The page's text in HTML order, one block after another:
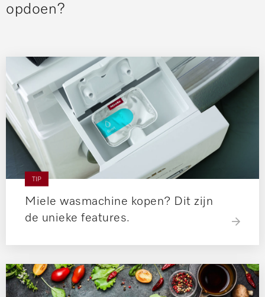
opdoen?
TIP
Miele wasmachine kopen? Dit zijn
de unieke features.